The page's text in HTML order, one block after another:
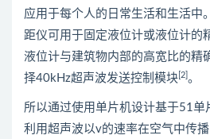
应用于每个人的日常生活和生活中
距仪可用于固定液位计或液位计的
液位计与建筑物内部的高宽比的精
择40kHz超声波发送控制模块 [2] 。
所以通过使用单片机设计基于51单
利用超声波以v的速率在空气中传